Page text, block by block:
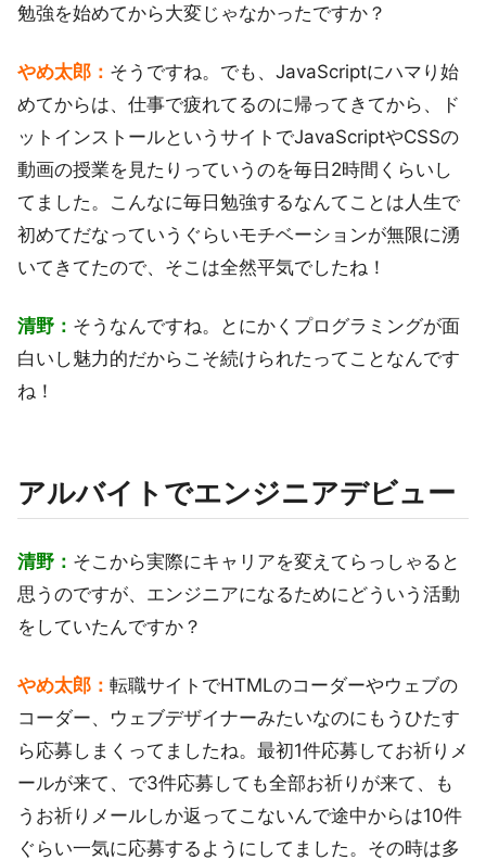
勉強を始めてから大変じゃなかったですか？
やめ太郎： そうですね。でも、JavaScriptにハマり始
めてからは、仕事で疲れてるのに帰ってきてから、ド
ットインストールというサイトでJavaScriptやCSSの
動画の授業を見たりっていうのを毎日2時間くらいし
てました。こんなに毎日勉強するなんてことは人生で
初めてだなっていうぐらいモチベーションが無限に湧
いてきてたので、そこは全然平気でしたね！
清野： そうなんですね。とにかくプログラミングが面
白いし魅力的だからこそ続けられたってことなんです
ね！
アルバイトでエンジニアデビュー
清野： そこから実際にキャリアを変えてらっしゃると
思うのですが、エンジニアになるためにどういう活動
をしていたんですか？
やめ太郎： 転職サイトでHTMLのコーダーやウェブの
コーダー、ウェブデザイナーみたいなのにもうひたす
ら応募しまくってましたね。最初1件応募してお祈りメ
ールが来て、で3件応募しても全部お祈りが来て、も
うお祈りメールしか返ってこないんで途中からは10件
ぐらい一気に応募するようにしてました。その時は多